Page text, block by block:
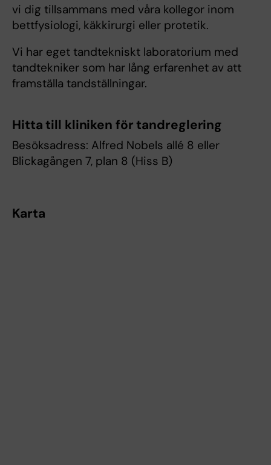
vi dig tillsammans med våra kollegor inom
bettfysiologi, käkkirurgi eller protetik.
Vi har eget tandtekniskt laboratorium med
tandtekniker som har lång erfarenhet av att
framställa tandställningar.
Hitta till kliniken för tandreglering
Besöksadress: Alfred Nobels allé 8 eller
Blickagången 7, plan 8 (Hiss B)
Karta